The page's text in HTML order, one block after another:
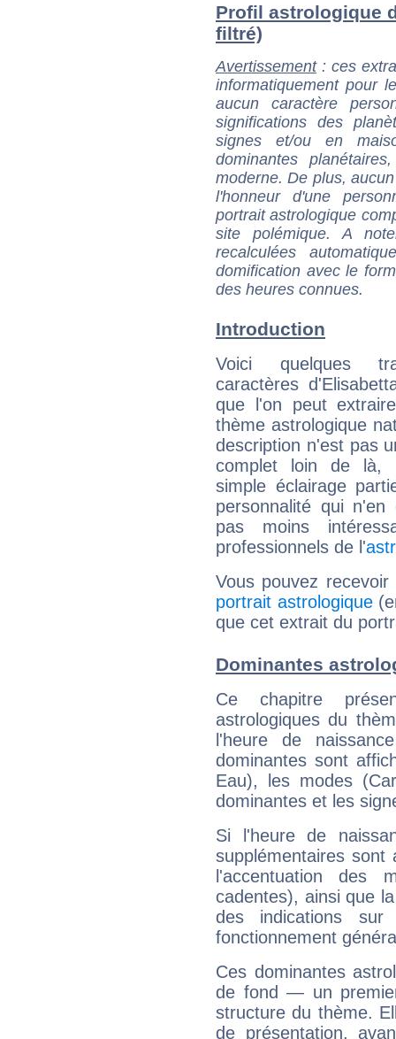
Profil astrologique
filtré)
Avertissement: ces
informatiquement pour
aucun caractère
significations des
signes et/ou en
dominantes
moderne. De plus,
l'honneur d'une
portrait astrologique
site polémique. A
recalculées
domification avec le
des heures connues.
Introduction
Voici quelques
caractères
que l'on peut
thème astrologique
description n'est pas
complet loin de là,
simple éclairage
personnalité qui n'en
pas moins
professionnels de l'
Vous pouvez
portrait astrologique
que cet extrait du
Dominantes
Ce chapitre
astrologiques du
l'heure de
dominantes sont
Eau), les modes
dominantes et les
Si l'heure de
supplémentaires sont
l'accentuation des
cadentes), ainsi que
des indications sur
fonctionnement
Ces dominantes
de fond — un
structure du thème.
de présentation,